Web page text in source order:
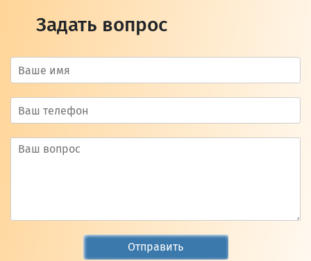
Задать вопрос
Отправить